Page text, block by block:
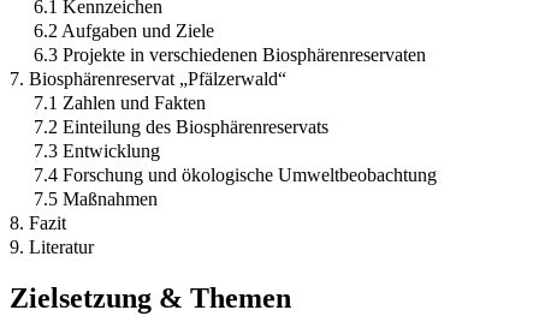
6.1 Kennzeichen
6.2 Aufgaben und Ziele
6.3 Projekte in verschiedenen Biosphärenreservaten
7. Biosphärenreservat „Pfälzerwald“
7.1 Zahlen und Fakten
7.2 Einteilung des Biosphärenreservats
7.3 Entwicklung
7.4 Forschung und ökologische Umweltbeobachtung
7.5 Maßnahmen
8. Fazit
9. Literatur
Zielsetzung & Themen